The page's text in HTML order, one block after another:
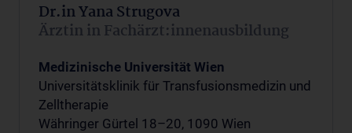
Dr.in Yana Strugova
Ärztin in Fachärzt:innenausbildung
Medizinische Universität Wien
Universitätsklinik für Transfusionsmedizin und
Zelltherapie
Währinger Gürtel 18–20, 1090 Wien